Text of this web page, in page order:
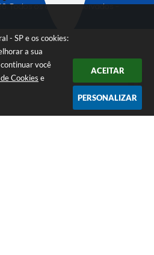
- SP e os cookies:
a sua
você
Cookies e
ACEITAR
PERSONALIZAR
Todos os direitos reservados -